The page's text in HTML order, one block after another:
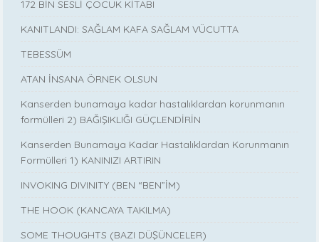
172 BİN SESLİ ÇOCUK KİTABI
KANITLANDI: SAĞLAM KAFA SAĞLAM VÜCUTTA
TEBESSÜM
ATAN İNSANA ÖRNEK OLSUN
Kanserden bunamaya kadar hastalıklardan korunmanın
formülleri 2) BAĞIŞIKLIĞI GÜÇLENDİRİN
Kanserden Bunamaya Kadar Hastalıklardan Korunmanın
Formülleri 1) KANINIZI ARTIRIN
INVOKING DIVINITY (BEN “BEN”İM)
THE HOOK (KANCAYA TAKILMA)
SOME THOUGHTS (BAZI DÜŞÜNCELER)